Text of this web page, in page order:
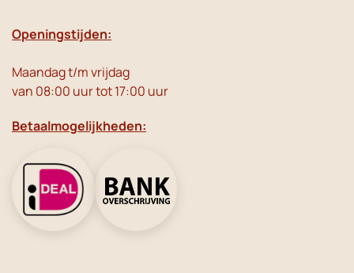
Openingstijden:
Maandag t/m vrijdag
van 08:00 uur tot 17:00 uur
Betaalmogelijkheden: